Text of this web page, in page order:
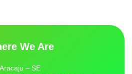
We Are
Aracaju – SE